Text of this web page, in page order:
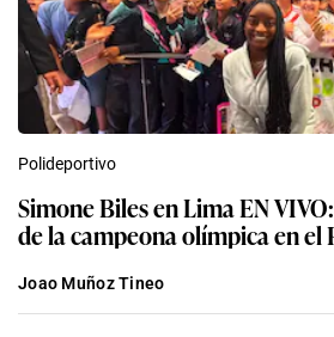
Polideportivo
Simone Biles en Lima EN
de la campeona olímpica en el
Joao Muñoz Tineo